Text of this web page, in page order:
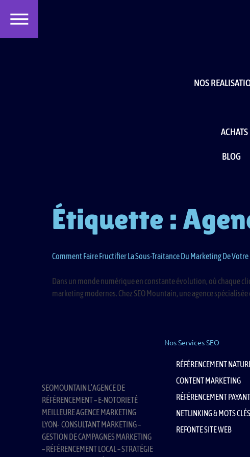
principal
NOS
ACHATS
BLOG
Étiquette :
Comment Faire Fructifier La Sous-Traitance Du Marketing De
Dans un monde numérique en constante évolution, où chaque
marketing modernes. Chez SEO Mountain, une agence
SEOMOUNTAIN L’AGENCE DE
RÉFÉRENCEMENT – E-NOTORIETÉ
MEILLEURE AGENCE MARKETING
LYON- CONSULTANT MARKETING –
GESTION DE CAMPAGNES MARKETING
– RÉFÉRENCEMENT LOCAL – STRATÉGIE
Nos Services SEO
RÉFÉRENCEMENT
CONTENT MARKETING
RÉFÉRENCEMENT PAYANT
NETLINKING & MOTS CLÉS
REFONTE SITE WEB